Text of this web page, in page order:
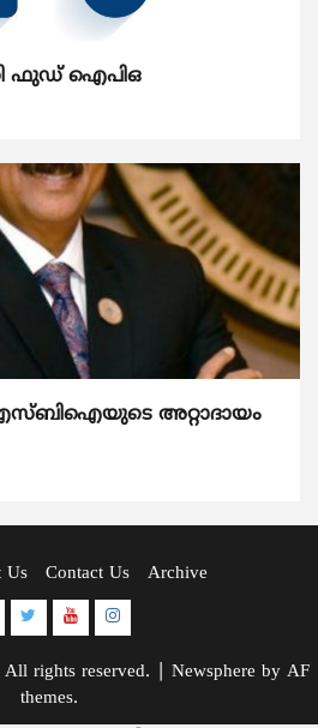
ഫുഡ് ഐപിഒ
എസ്ബിഐയുടെ അറ്റാദായം
Us Contact Us Archive
TwitterYoutubeInstagram
rights reserved. Newsphere by AF
themes.